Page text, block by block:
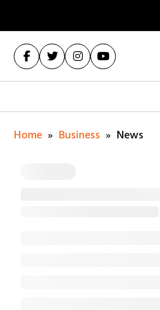
Home » Business » News